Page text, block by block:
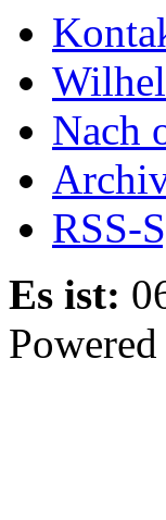
Nach
RSS-
Es ist: